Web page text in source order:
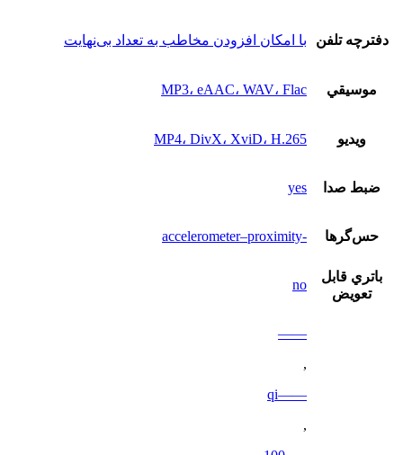
دفترچه تلفن با امکان افزودن مخاطب به تعداد بی‌نهایت
موسيقي MP3، eAAC، WAV، Flac
ويديو MP4، DivX، XviD، H.265
ضبط صدا yes
حس‌گرها -accelerometer–proximity
باتري قابل
تعويض
no
——
,
——qi
,